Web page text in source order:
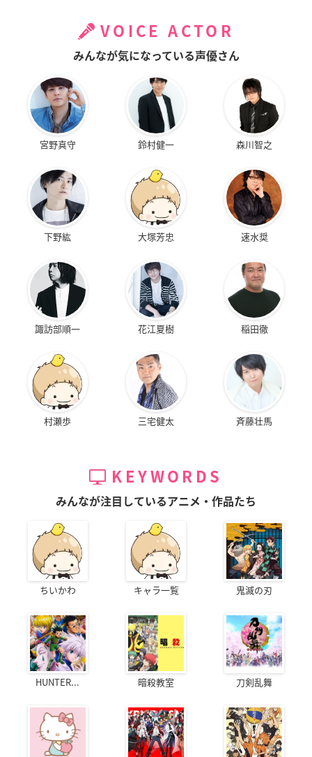
VOICE ACTOR
みんなが気になっている声優さん
宮野真守 鈴村健一 森川智之
下野紘 大塚芳忠 速水奨
諏訪部順一 花江夏樹 稲田徹
村瀬歩 三宅健太 斉藤壮馬
KEYWORDS
みんなが注目しているアニメ・作品たち
ちいかわ キャラ一覧 鬼滅の刃
HUNTER... 暗殺教室 刀剣乱舞